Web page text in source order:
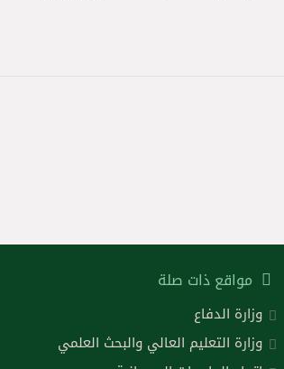
مواقع ذات صلة
وزارة الدفاع
وزارة التعليم العالي والبحث العلمي